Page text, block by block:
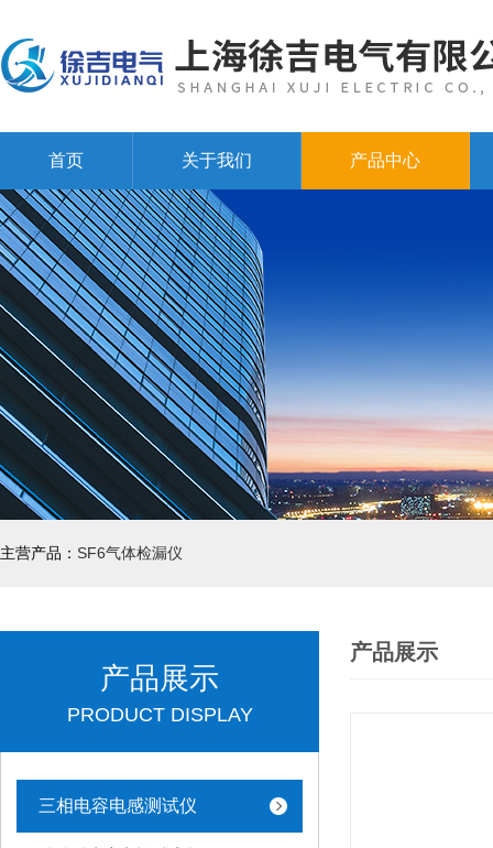
首页 关于我们 产品中心
主营产品： SF6气体检漏仪
产品展示
PRODUCT DISPLAY
三相电容电感测试仪
产品展示